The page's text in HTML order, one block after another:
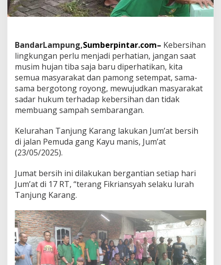
a
k
a
n
u
m
'
a
e
r
h
d
i
g
k
u
n
g
BandarLampung,Sumberpintar.com– Kebersihan
lingkungan perlu menjadi perhatian, jangan saat
musim hujan tiba saja baru diperhatikan, kita
semua masyarakat dan pamong setempat, sama-
sama bergotong royong, mewujudkan masyarakat
sadar hukum terhadap kebersihan dan tidak
membuang sampah sembarangan.
Kelurahan Tanjung Karang lakukan Jum’at bersih
di jalan Pemuda gang Kayu manis, Jum’at
(23/05/2025).
Jumat bersih ini dilakukan bergantian setiap hari
Jum’at di 17 RT, “terang Fikriansyah selaku lurah
Tanjung Karang.